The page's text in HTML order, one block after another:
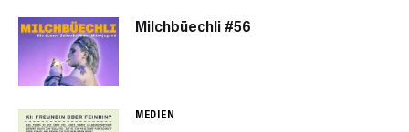
Milchbüechli #56
MEDIEN